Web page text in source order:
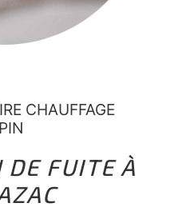
CHAUFFAGE
DE FUITE À